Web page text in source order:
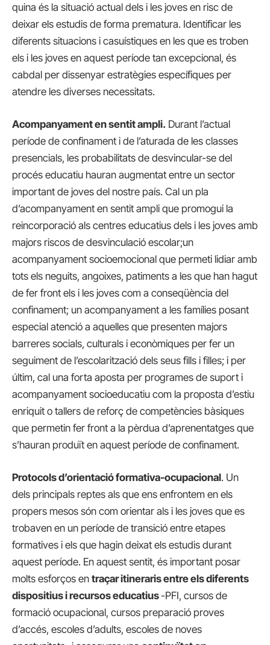
quina és la situació actual dels i les joves en risc de
deixar els estudis de forma prematura. Identificar les
diferents situacions i casuístiques en les que es troben
els i les joves en aquest període tan excepcional, és
cabdal per dissenyar estratègies específiques per
atendre les diverses necessitats.
Acompanyament en sentit ampli. Durant l’actual
període de confinament i de l’aturada de les classes
presencials, les probabilitats de desvincular-se del
procés educatiu hauran augmentat entre un sector
important de joves del nostre país. Cal un pla
d’acompanyament en sentit ampli que promogui la
reincorporació als centres educatius dels i les joves amb
majors riscos de desvinculació escolar;un
acompanyament socioemocional que permeti lidiar amb
tots els neguits, angoixes, patiments a les que han hagut
de fer front els i les joves com a conseqüència del
confinament; un acompanyament a les famílies posant
especial atenció a aquelles que presenten majors
barreres socials, culturals i econòmiques per fer un
seguiment de l’escolarització dels seus fills i filles; i per
últim, cal una forta aposta per programes de suport i
acompanyament socioeducatiu com la proposta d’estiu
enriquit o tallers de reforç de competències bàsiques
que permetin fer front a la pèrdua d’aprenentatges que
s’hauran produït en aquest període de confinament.
Protocols d’orientació formativa-ocupacional. Un
dels principals reptes als que ens enfrontem en els
propers mesos són com orientar als i les joves que es
trobaven en un període de transició entre etapes
formatives i els que hagin deixat els estudis durant
aquest període. En aquest sentit, és important posar
molts esforços en traçar itineraris entre els diferents
dispositius i recursos educatius-PFI, cursos de
formació ocupacional, cursos preparació proves
d’accés, escoles d’adults, escoles de noves